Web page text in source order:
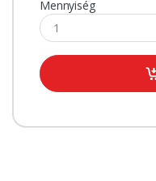
Mennyiség